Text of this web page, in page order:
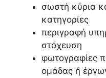
σωστή κύρια
κατηγορίες
περιγραφή
στόχευση
φωτογραφίες
ομάδας ή